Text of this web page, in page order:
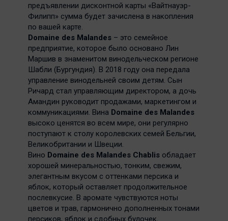
предъявлении дисконтной карты «Вайтнауэр-
Филипп» сумма будет зачислена в накопления
по вашей карте.
Domaine des Malandes – это семейное
предприятие, которое было основано Лин
Маршив в знаменитом винодельческом регионе
Шабли (Бургундия). В 2018 году она передала
управление винодельней своим детям. Сын
Ричард стал управляющим директором, а дочь
Амандин руководит продажами, маркетингом и
коммуникациями. Вина Domaine des Malandes
высоко ценятся во всем мире, они регулярно
поступают к столу королевских семей Бельгии,
Великобритании и Швеции.
Вино Domaine des Malandes Chablis обладает
хорошей минеральностью, тонким, свежим,
элегантным вкусом с оттенками персика и
яблок, который оставляет продолжительное
послевкусие. В аромате чувствуются ноты
цветов и трав, гармонично дополненных тонами
персиков, яблок и сдобных булочек.